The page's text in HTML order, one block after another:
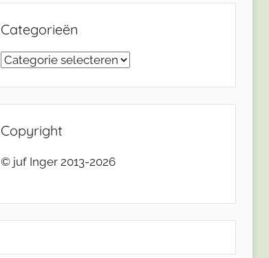
Categorieën
Categorieën
Copyright
© juf Inger 2013-2026